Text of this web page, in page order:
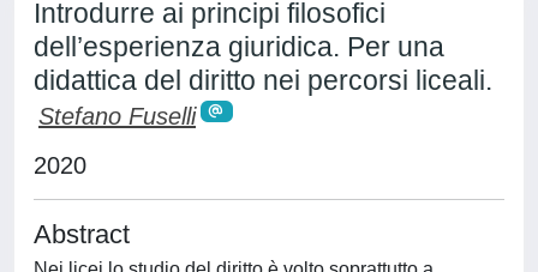
Introdurre ai principi filosofici
dell’esperienza giuridica. Per una
didattica del diritto nei percorsi liceali.
Stefano Fuselli
2020
Abstract